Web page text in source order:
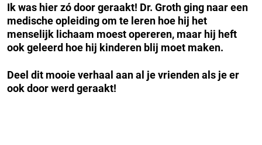
Ik was hier zó door geraakt! Dr. Groth ging naar een
medische opleiding om te leren hoe hij het
menselijk lichaam moest opereren, maar hij heft
ook geleerd hoe hij kinderen blij moet maken.
Deel dit mooie verhaal aan al je vrienden als je er
ook door werd geraakt!